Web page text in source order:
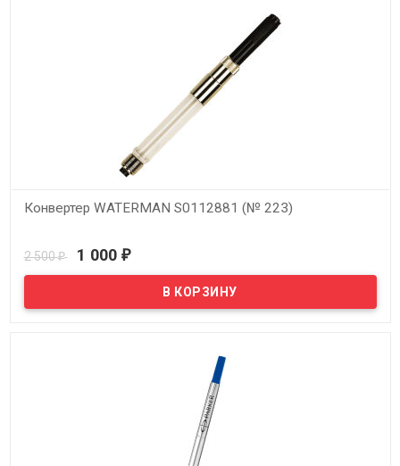
Конвертер WATERMAN S0112881 (№ 223)
2 500₽ 1 000 ₽